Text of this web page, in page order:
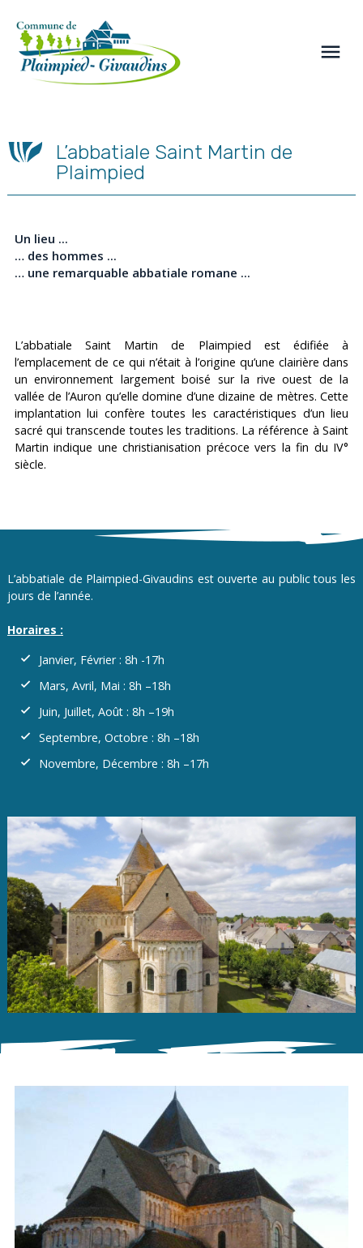
menu
L’abbatiale Saint Martin de
Plaimpied
Un lieu ...
… des hommes ...
… une remarquable abbatiale romane ...
L’abbatiale Saint Martin de Plaimpied est édifiée à
l’emplacement de ce qui n’était à l’origine qu’une clairière dans
un environnement largement boisé sur la rive ouest de la
vallée de l’Auron qu’elle domine d’une dizaine de mètres. Cette
implantation lui confère toutes les caractéristiques d’un lieu
sacré qui transcende toutes les traditions. La référence à Saint
Martin indique une christianisation précoce vers la fin du IV°
siècle.
L’abbatiale de Plaimpied-Givaudins est ouverte au public tous les
jours de l’année.
Horaires :
Janvier, Février : 8h -17h
Mars, Avril, Mai : 8h –18h
Juin, Juillet, Août : 8h –19h
Septembre, Octobre : 8h –18h
Novembre, Décembre : 8h –17h